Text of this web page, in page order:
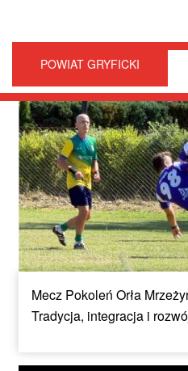
POWIAT GRYFICKI
Mecz Pokoleń Orła
Tradycja, integracja i